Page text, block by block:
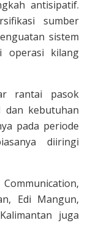
antisipatif.
sumber
sistem
operasi kilang
rantai pasok
kebutuhan
pada periode
diiringi
Edi Mangun,
juga